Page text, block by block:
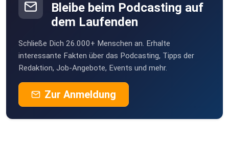
Bleibe beim Podcasting auf
dem Laufenden
Schließe Dich 26.000+ Menschen an. Erhalte
interessante Fakten über das Podcasting, Tipps der
Redaktion, Job-Angebote, Events und mehr.
Zur Anmeldung